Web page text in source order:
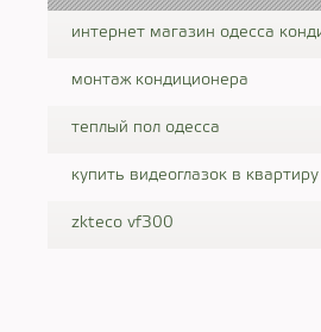
интернет магазин одесса
монтаж кондиционера
теплый пол одесса
купить видеоглазок в квартиру
zkteco vf300